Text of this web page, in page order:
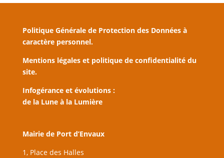
Politique Générale de Protection des Données à
caractère personnel.
Mentions légales et politique de confidentialité du
site.
Infogérance et évolutions :
de la Lune à la Lumière
Mairie de Port d’Envaux
1, Place des Halles